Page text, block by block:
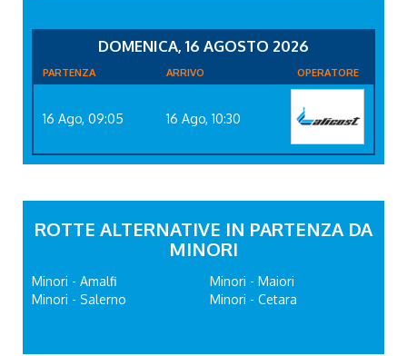
DOMENICA, 16 AGOSTO 2026
PARTENZA ARRIVO OPERATORE
16 Ago, 09:05 16 Ago, 10:30
ROTTE ALTERNATIVE IN PARTENZA DA
MINORI
Minori - Amalfi
Minori - Salerno
Minori - Maiori
Minori - Cetara